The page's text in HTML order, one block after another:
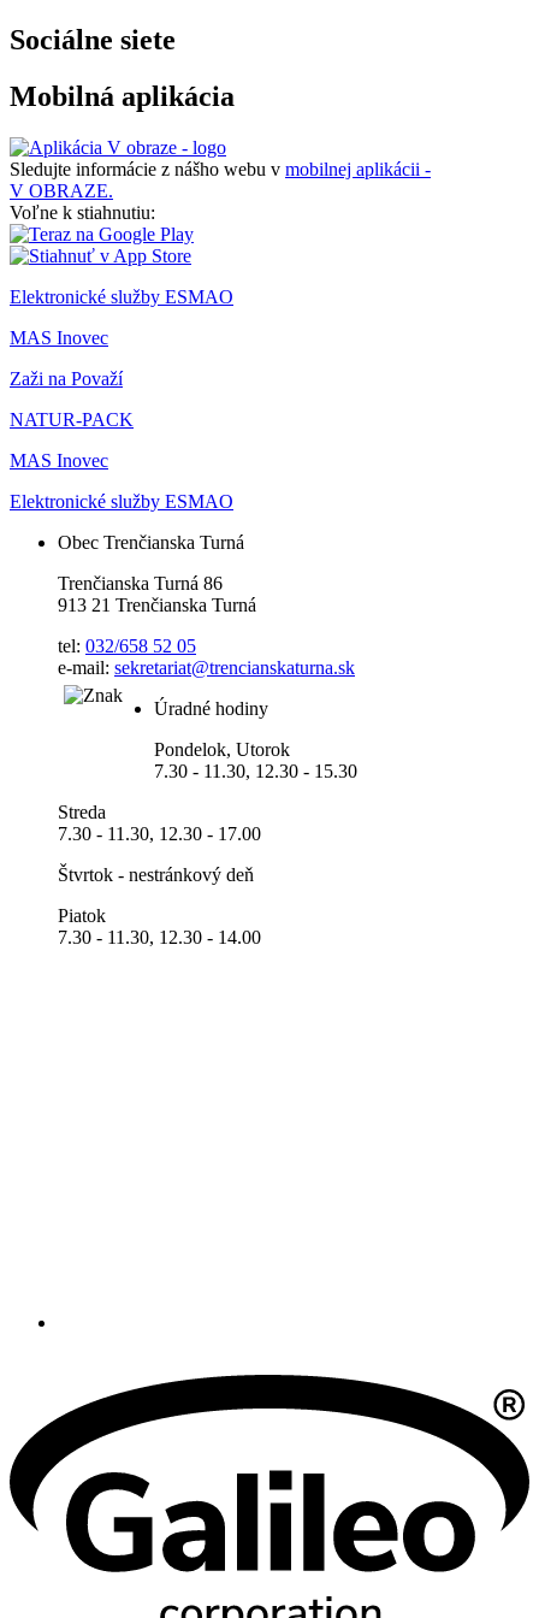
Sociálne siete
Mobilná aplikácia
Sledujte informácie z nášho webu v mobilnej aplikácii -
V OBRAZE.
Voľne k stiahnutiu:
Elektronické služby ESMAO
MAS Inovec
Zaži na Považí
NATUR-PACK
MAS Inovec
Elektronické služby ESMAO
Obec Trenčianska Turná
Trenčianska Turná 86
913 21 Trenčianska Turná
tel: 032/658 52 05
e-mail: sekretariat@trencianskaturna.sk
Úradné hodiny
Pondelok, Utorok
7.30 - 11.30, 12.30 - 15.30
Streda
7.30 - 11.30, 12.30 - 17.00
Štvrtok - nestránkový deň
Piatok
7.30 - 11.30, 12.30 - 14.00